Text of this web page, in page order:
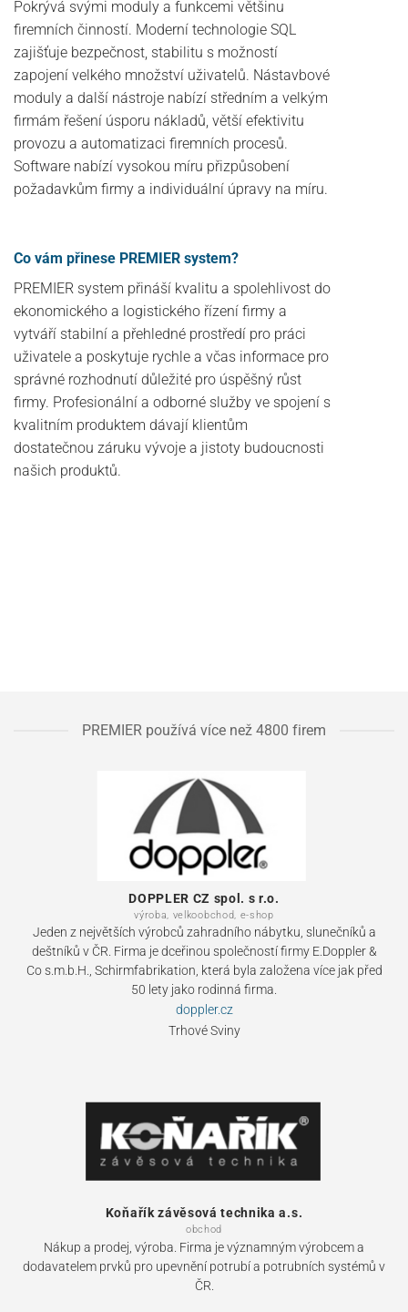
Pokrývá svými moduly a funkcemi většinu
firemních činností. Moderní technologie SQL
zajišťuje bezpečnost, stabilitu s možností
zapojení velkého množství uživatelů. Nástavbové
moduly a další nástroje nabízí středním a velkým
firmám řešení úsporu nákladů, větší efektivitu
provozu a automatizaci firemních procesů.
Software nabízí vysokou míru přizpůsobení
požadavkům firmy a individuální úpravy na míru.
Co vám přinese PREMIER system?
PREMIER system přináší kvalitu a spolehlivost do
ekonomického a logistického řízení firmy a
vytváří stabilní a přehledné prostředí pro práci
uživatele a poskytuje rychle a včas informace pro
správné rozhodnutí důležité pro úspěšný růst
firmy. Profesionální a odborné služby ve spojení s
kvalitním produktem dávají klientům
dostatečnou záruku vývoje a jistoty budoucnosti
našich produktů.
PREMIER používá více než 4800 firem
DOPPLER CZ spol. s r.o.
výroba, velkoobchod, e-shop
Jeden z největších výrobců zahradního nábytku, slunečníků a
deštníků v ČR. Firma je dceřinou společností firmy E.Doppler &
Co s.m.b.H., Schirmfabrikation, která byla založena více jak před
50 lety jako rodinná firma.
doppler.cz
Trhové Sviny
Koňařík závěsová technika a.s.
obchod
Nákup a prodej, výroba. Firma je významným výrobcem a
dodavatelem prvků pro upevnění potrubí a potrubních systémů v
ČR.